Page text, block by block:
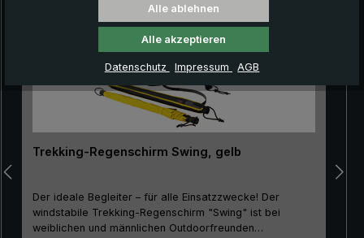
Trekking-Regenschirm Swing, gelb
Der ideale Begleiter – für alle Einsatzzwecke! Der
windstabile Trekking-Regenschirm "Swing" ist bei
weiblichen und männlichen Outdoorfreunden
Alle ablehnen
Alle akzeptieren
Datenschutz Impressum AGB